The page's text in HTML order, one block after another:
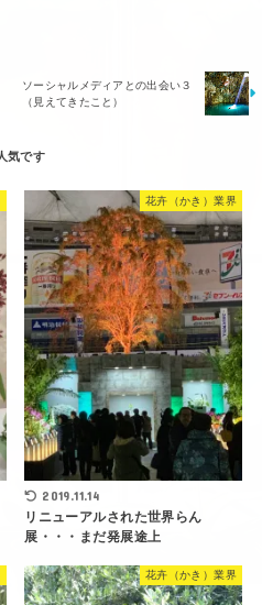
ソーシャルメディアとの出会い３
（見えてきたこと）
花卉（かき）業界
2019.11.14
リニューアルされた世界らん
展・・・まだ発展途上
花卉（かき）業界